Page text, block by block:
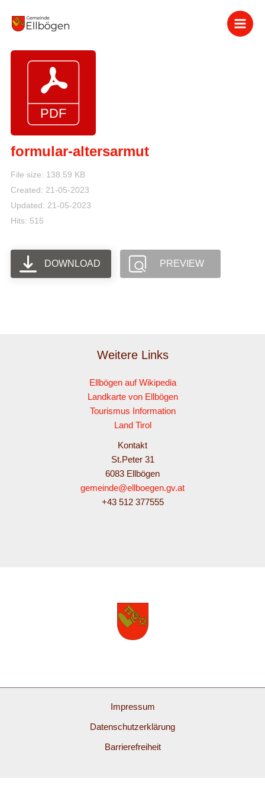
Inhalt
formular-altersarmut
File size: 138.59 KB
Created: 21-05-2023
Updated: 21-05-2023
Hits: 515
DOWNLOAD PREVIEW
Weitere Links
Ellbögen auf Wikipedia
Landkarte von Ellbögen
Tourismus Information
Land Tirol
Kontakt
St.Peter 31
6083 Ellbögen
gemeinde@ellboegen.gv.at
+43 512 377555
Impressum
Datenschutzerklärung
Barrierefreiheit